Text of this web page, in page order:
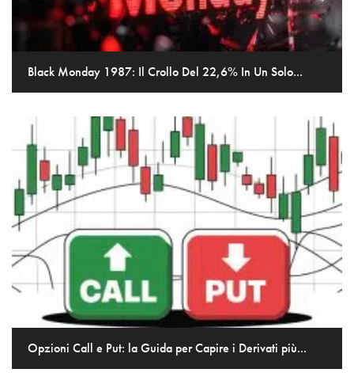
Black Monday 1987: Il Crollo Del 22,6% In Un Solo...
Opzioni Call e Put: la Guida per Capire i Derivati più...